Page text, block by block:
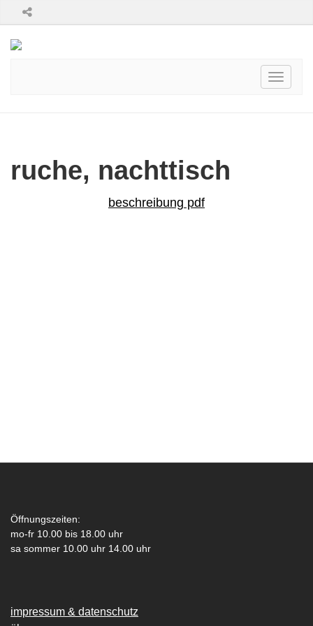
Toggle
ruche, nachttisch
beschreibung pdf
Öffnungszeiten:
mo-fr 10.00 bis 18.00 uhr
sa sommer 10.00 uhr 14.00 uhr
impressum & datenschutz